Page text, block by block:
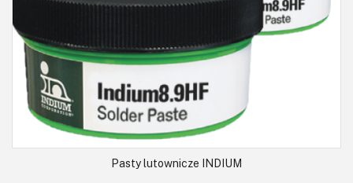
Pasty lutownicze INDIUM